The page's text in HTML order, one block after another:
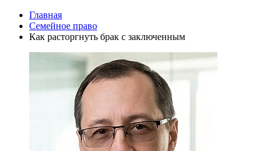
Главная
Семейное право
Как расторгнуть брак с заключенным